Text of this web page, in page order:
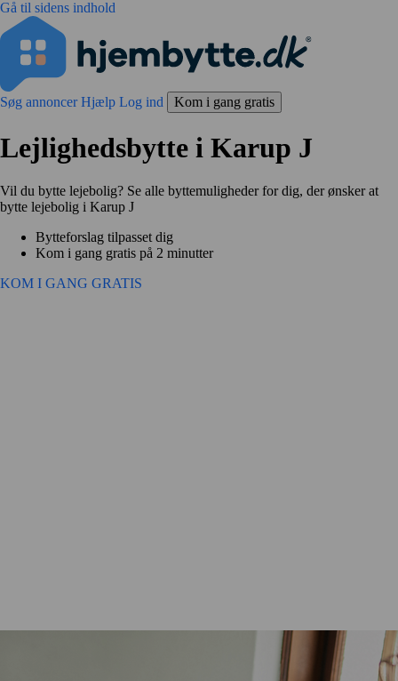
Gå til sidens indhold
Søg annoncerHjælp Log ind Kom i gang gratis
Lejlighedsbytte i Karup J
Vil du bytte lejebolig? Se alle byttemuligheder for dig, der ønsker at
bytte lejebolig i Karup J
Bytteforslag tilpasset dig
Kom i gang gratis på 2 minutter
KOM I GANG GRATIS